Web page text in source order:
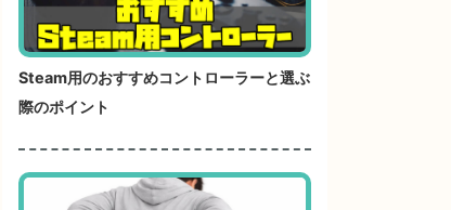
Steam用のおすすめコントローラーと選ぶ
際のポイント